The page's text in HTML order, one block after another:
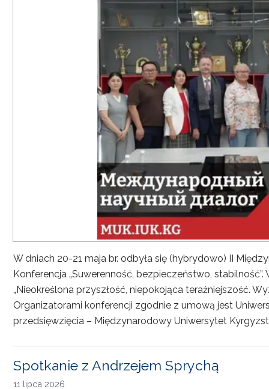
W dniach 20-21 maja br. odbyła się (hybrydowo) II
Konferencja „Suwerenność, bezpieczeństwo,
„Nieokreślona przyszłość, niepokojąca teraźniejszość.
Organizatorami konferencji zgodnie z umową jest
przedsięwzięcia – Międzynarodowy Uniwersytet
Spotkanie z Andrzejem Sprychą
11 lipca 2026